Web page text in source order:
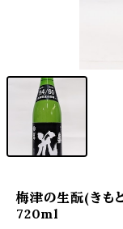
梅津の生酛(きも
720ml